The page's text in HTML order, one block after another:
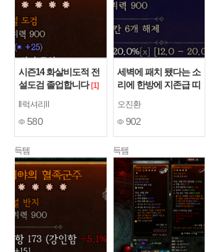
시즌14 화살비도적 전
설도검 졸업합니다 [1]
ll럭셔리ll
580
세벽에 패치 됐다는 소
리에 한방에 지존급 띠
오진환
902
득템 득템